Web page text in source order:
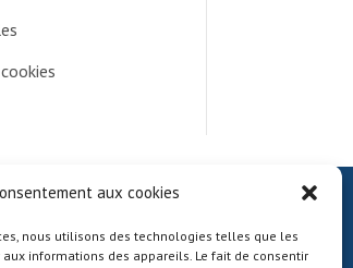
aux cookies
nous utilisons des technologies telles que les
informations des appareils. Le fait de consentir
légales
contacter